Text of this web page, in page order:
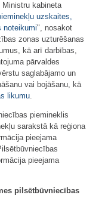
Ministru kabineta
uzskaites,
noteikumi", nosakot
zonas uzturēšanas
kā arī darbības,
pārvaldes
saglabājamo un
vai bojāšanu, kā
likumu.
piemineklis
sarakstā kā reģiona
pieejama
pieejama
pilsētbūvniecības